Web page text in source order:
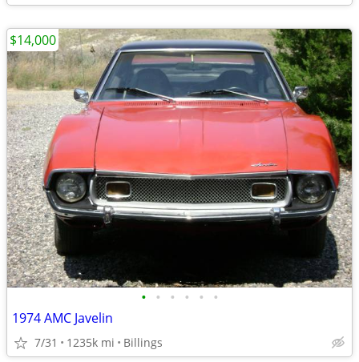
• • • • • •
1974 AMC Javelin
7/31 1235k mi Billings
$14,000